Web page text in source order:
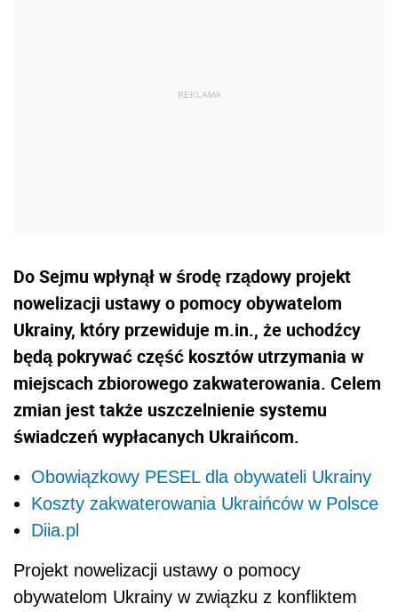
Do Sejmu wpłynął w środę rządowy projekt
nowelizacji ustawy o pomocy obywatelom
Ukrainy, który przewiduje m.in., że uchodźcy
będą pokrywać część kosztów utrzymania w
miejscach zbiorowego zakwaterowania. Celem
zmian jest także uszczelnienie systemu
świadczeń wypłacanych Ukraińcom.
Obowiązkowy PESEL dla obywateli Ukrainy
Koszty zakwaterowania Ukraińców w Polsce
Diia.pl
Projekt nowelizacji ustawy o pomocy
obywatelom Ukrainy w związku z konfliktem